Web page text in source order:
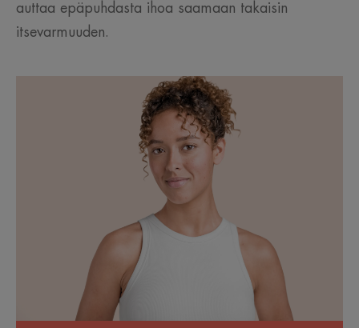
auttaa epäpuhdasta ihoa saamaan takaisin
itsevarmuuden.